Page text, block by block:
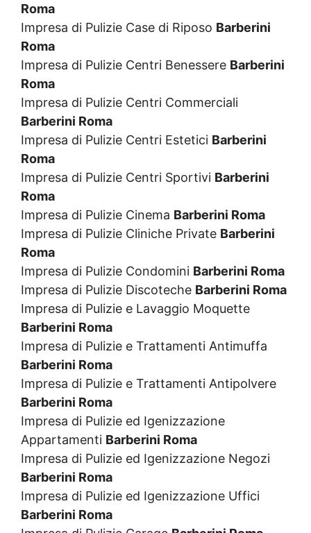
Roma
Impresa di Pulizie Case di Riposo Barberini
Roma
Impresa di Pulizie Centri Benessere Barberini
Roma
Impresa di Pulizie Centri Commerciali
Barberini Roma
Impresa di Pulizie Centri Estetici Barberini
Roma
Impresa di Pulizie Centri Sportivi Barberini
Roma
Impresa di Pulizie Cinema Barberini Roma
Impresa di Pulizie Cliniche Private Barberini
Roma
Impresa di Pulizie Condomini Barberini Roma
Impresa di Pulizie Discoteche Barberini Roma
Impresa di Pulizie e Lavaggio Moquette
Barberini Roma
Impresa di Pulizie e Trattamenti Antimuffa
Barberini Roma
Impresa di Pulizie e Trattamenti Antipolvere
Barberini Roma
Impresa di Pulizie ed Igenizzazione
Appartamenti Barberini Roma
Impresa di Pulizie ed Igenizzazione Negozi
Barberini Roma
Impresa di Pulizie ed Igenizzazione Uffici
Barberini Roma